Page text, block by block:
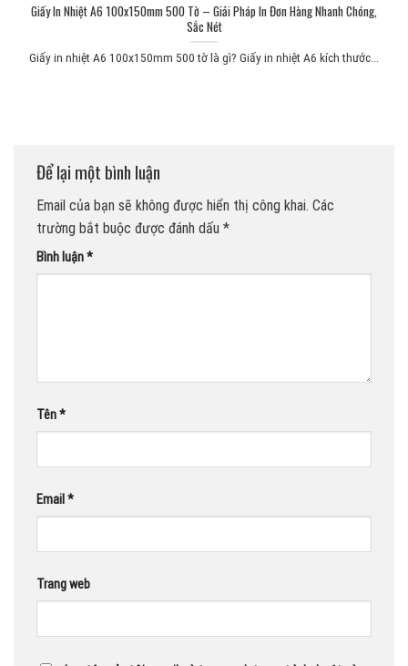
Giấy In Nhiệt A6 100x150mm 500 Tờ – Giải Pháp In Đơn Hàng Nhanh Chóng,
Sắc Nét
Giấy in nhiệt A6 100x150mm 500 tờ là gì? Giấy in nhiệt A6 kích thước...
Để lại một bình luận
Email của bạn sẽ không được hiển thị công khai. Các
trường bắt buộc được đánh dấu *
Bình luận*
Tên*
Email *
Trang web